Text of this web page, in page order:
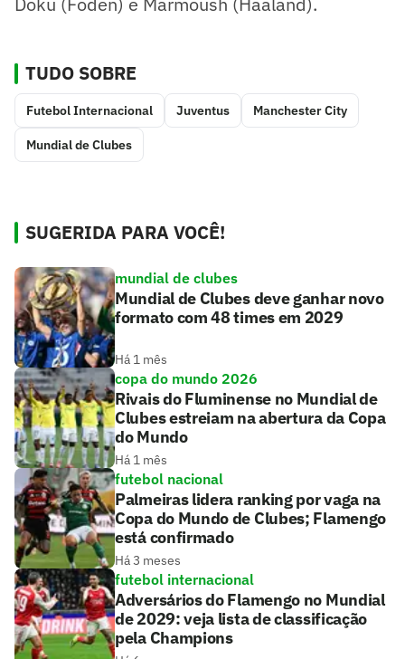
TUDO SOBRE
Futebol Internacional Juventus Manchester City
Mundial de Clubes
SUGERIDA PARA VOCÊ!
mundial de clubes
Mundial de Clubes deve ganhar novo
formato com 48 times em 2029
Há 1 mês
copa do mundo 2026
Rivais do Fluminense no Mundial de
Clubes estreiam na abertura da Copa
do Mundo
Há 1 mês
futebol nacional
Palmeiras lidera ranking por vaga na
Copa do Mundo de Clubes; Flamengo
está confirmado
Há 3 meses
futebol internacional
Adversários do Flamengo no Mundial
de 2029: veja lista de classificação
pela Champions